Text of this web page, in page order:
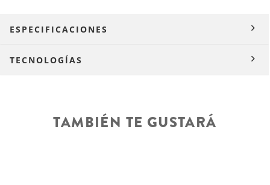
ESPECIFICACIONES
TECNOLOGÍAS
TAMBIÉN TE GUSTARÁ